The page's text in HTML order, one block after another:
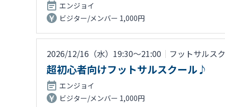
エンジョイ
ビジター/メンバー 1,000円
2026/12/16（水）19:30〜21:00 ｜ フットサルス
超初心者向けフットサルスクール♪
エンジョイ
ビジター/メンバー 1,000円